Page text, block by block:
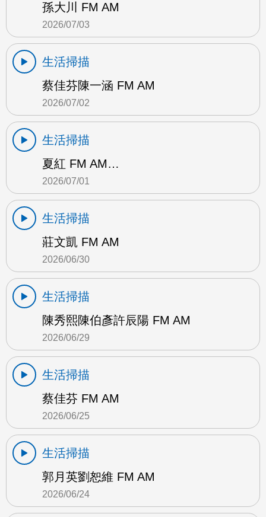
孫大川 FM AM
2026/07/03
生活掃描
蔡佳芬陳一涵 FM AM
2026/07/02
生活掃描
夏紅 FM AM…
2026/07/01
生活掃描
莊文凱 FM AM
2026/06/30
生活掃描
陳秀熙陳伯彥許辰陽 FM AM
2026/06/29
生活掃描
蔡佳芬 FM AM
2026/06/25
生活掃描
郭月英劉恕維 FM AM
2026/06/24